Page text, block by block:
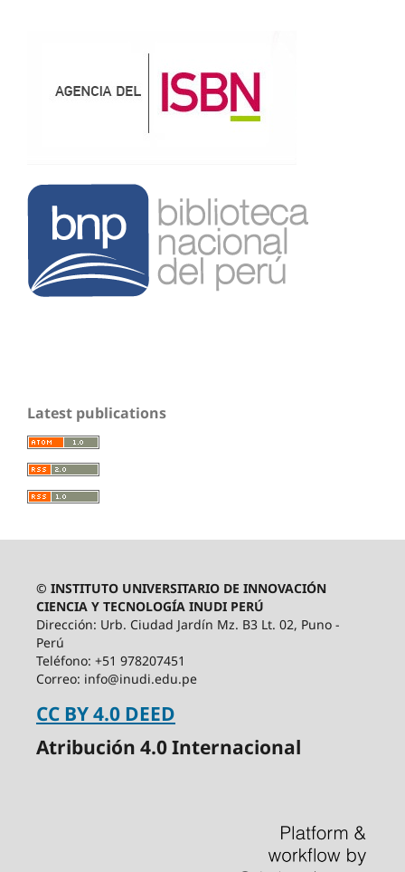
Latest publications
© INSTITUTO UNIVERSITARIO DE INNOVACIÓN
CIENCIA Y TECNOLOGÍA INUDI PERÚ
Dirección: Urb. Ciudad Jardín Mz. B3 Lt. 02, Puno -
Perú
Teléfono: +51 978207451
Correo: info@inudi.edu.pe
CC BY 4.0 DEED
Atribución 4.0 Internacional